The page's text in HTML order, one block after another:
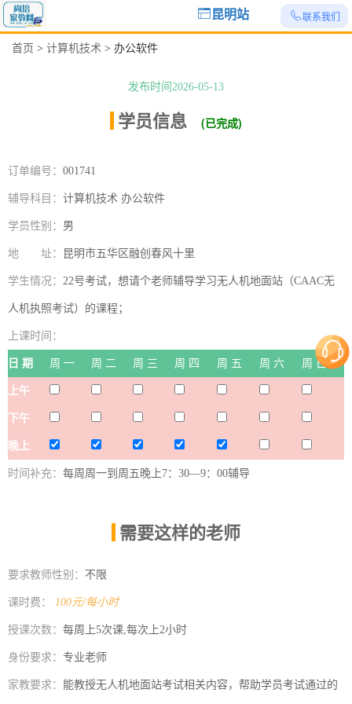
联系我们
昆明站
首页 > 计算机技术 > 办公软件
发布时间2026-05-13
学员信息 (已完成)
订单编号： 001741
辅导科目： 计算机技术 办公软件
学员性别： 男
地 址： 昆明市五华区融创春风十里
学生情况： 22号考试，想请个老师辅导学习无人机地面站（CAAC无
人机执照考试）的课程；
上课时间：
日 期 周 一 周 二 周 三 周 四 周 五 周 六 周 日
上午
下午
晚上
时间补充： 每周周一到周五晚上7：30—9：00辅导
需要这样的老师
要求教师性别： 不限
课时费： 100元/每小时
授课次数： 每周上5次课,每次上2小时
身份要求： 专业老师
家教要求： 能教授无人机地面站考试相关内容，帮助学员考试通过的